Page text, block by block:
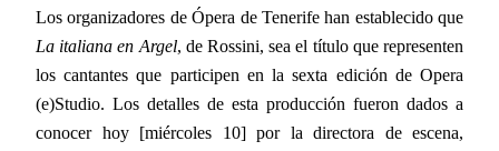
Los organizadores de Ópera de Tenerife han establecido que
La italiana en Argel, deRossini, sea el título que representen
los cantantes que participen en la sexta edición de Opera
(e)Studio. Los detalles de esta producción fueron dados a
conocer hoy [miércoles 10] por la directora de escena,